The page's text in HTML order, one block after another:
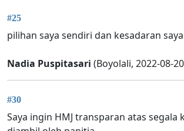
#25
pilihan saya sendiri dan kesadaran
Nadia Puspitasari (Boyolali, 2022-08-
#30
Saya ingin HMJ transparan atas segala